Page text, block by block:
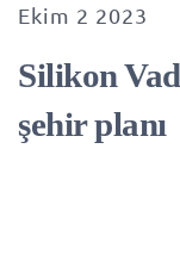
Ekim 2 2023
Silikon
şehir planı